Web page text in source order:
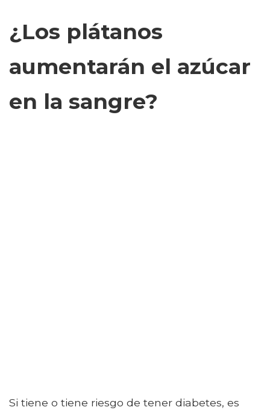
¿Los plátanos
aumentarán el azúcar
en la sangre?
Si tiene o tiene riesgo de tener diabetes, es